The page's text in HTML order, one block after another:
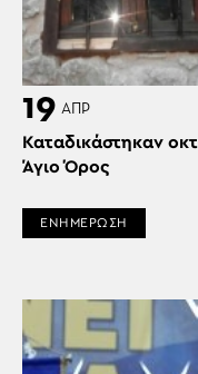
19 ΑΠΡ
Καταδικάστηκαν
Άγιο Όρος
ΕΝΗΜΕΡΩΣΗ